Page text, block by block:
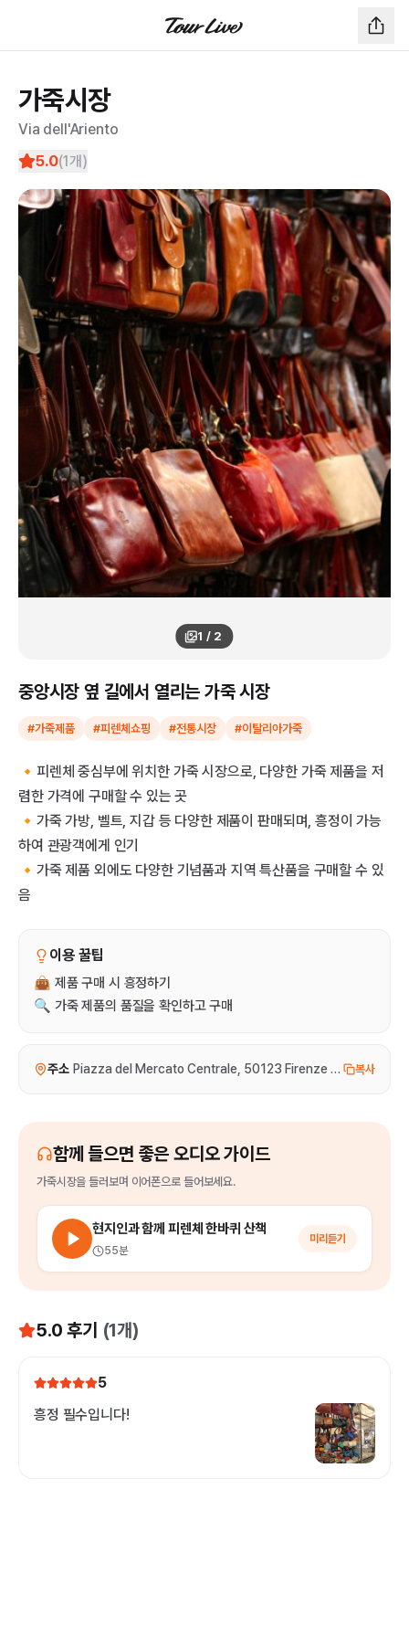
가죽시장
Via dell'Ariento
5.0(1개)
1 / 2
중앙시장 옆 길에서 열리는 가죽 시장
#가죽제품 #피렌체쇼핑 #전통시장 #이탈리아가죽
🔸피렌체 중심부에 위치한 가죽 시장으로, 다양한 가죽 제품을 저
렴한 가격에 구매할 수 있는 곳
🔸가죽 가방, 벨트, 지갑 등 다양한 제품이 판매되며, 흥정이 가능
하여 관광객에게 인기
🔸가죽 제품 외에도 다양한 기념품과 지역 특산품을 구매할 수 있
음
이용 꿀팁
👜 제품 구매 시 흥정하기
🔍 가죽 제품의 품질을 확인하고 구매
주소 Piazza del Mercato Centrale, 50123 Firenze FI, 이탈리아
복사
함께 들으면 좋은 오디오 가이드
가죽시장을 들러보며 이어폰으로 들어보세요.
현지인과 함께 피렌체 한바퀴 산책
55분
미리듣기
5.0 후기 (1개)
5
흥정 필수입니다!